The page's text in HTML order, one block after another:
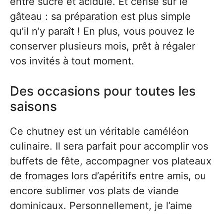
gâteau : sa préparation est plus simple
qu’il n’y paraît ! En plus, vous pouvez le
conserver plusieurs mois, prêt à régaler
vos invités à tout moment.
Des occasions pour toutes les
saisons
Ce chutney est un véritable caméléon
culinaire. Il sera parfait pour accomplir vos
buffets de fête, accompagner vos plateaux
de fromages lors d’apéritifs entre amis, ou
encore sublimer vos plats de viande
dominicaux. Personnellement, je l’aime